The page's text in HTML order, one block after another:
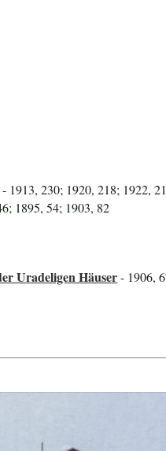
- 1913, 230; 1920, 218; 1922,
1895, 54; 1903, 82
Uradeligen Häuser- 1906,